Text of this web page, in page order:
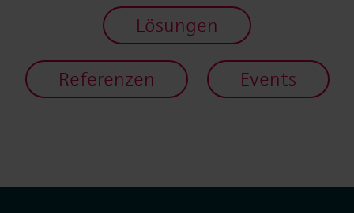
Lösungen
Referenzen Events